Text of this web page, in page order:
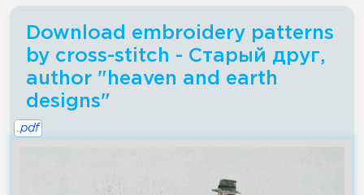
Download embroidery patterns
by cross-stitch - Старый друг,
author "heaven and earth
designs"
.pdf